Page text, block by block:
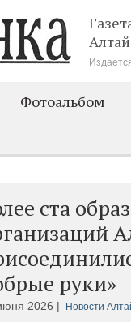
Фотоальбом
ста
руки»
2026 | Новости